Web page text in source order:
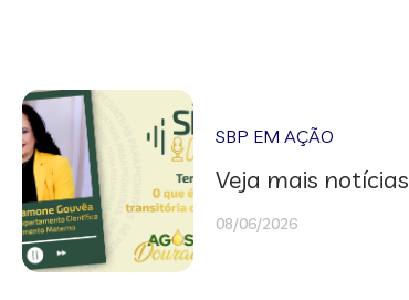
SBP EM AÇÃO
Veja mais notícias
08/06/2026